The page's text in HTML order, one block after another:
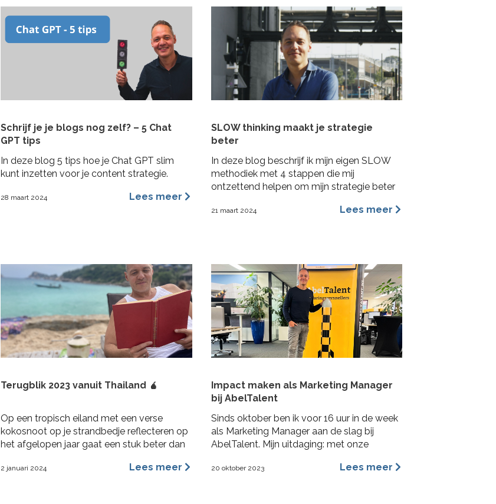
van je plan en de realisatie daarvan. Zo heb
je niet alleen een goed plan, maar kun je ook
de belofte intern maken dat je dit gaat
waarmaken!
overtuigd ben dat archetypes een
dynamischer en inspirerender hulpmiddel is
dan […]
Schrijf je je blogs nog zelf? – 5 Chat
GPT tips
In deze blog 5 tips hoe je Chat GPT slim
kunt inzetten voor je content strategie.
28 maart 2024 Lees meer
SLOW thinking maakt je strategie
beter
In deze blog beschrijf ik mijn eigen SLOW
methodiek met 4 stappen die mij
ontzettend helpen om mijn strategie beter
21 maart 2024 Lees meer
Terugblik 2023 vanuit Thailand 🧉
Op een tropisch eiland met een verse
kokosnoot op je strandbedje reflecteren op
het afgelopen jaar gaat een stuk beter dan
maanden aan het regenen is. 2023 was voor
2 januari 2024 Lees meer
Impact maken als Marketing Manager
bij AbelTalent
Sinds oktober ben ik voor 16 uur in de week
als Marketing Manager aan de slag bij
AbelTalent. Mijn uitdaging: met onze
opdrachtgevers in de fysieke leefomgeving.
20 oktober 2023 Lees meer